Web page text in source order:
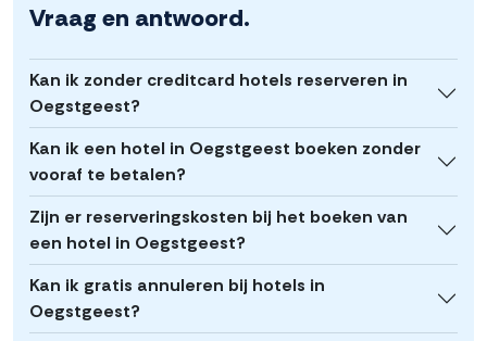
Vraag en antwoord.
Kan ik zonder creditcard hotels reserveren in
Oegstgeest?
Kan ik een hotel in Oegstgeest boeken zonder
vooraf te betalen?
Zijn er reserveringskosten bij het boeken van
een hotel in Oegstgeest?
Kan ik gratis annuleren bij hotels in
Oegstgeest?